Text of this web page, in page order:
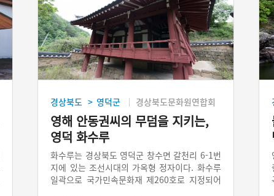
경상북도 > 영덕군 경상북도문화원연합회
영해 안동권씨의 무덤을 지키는,
영덕 화수루
화수루는 경상북도 영덕군 창수면 갈천리 6-1번
지에 있는 조선시대의 가옥형 정자이다. 화수루
일곽으로 국가민속문화재 제260호로 지정되어